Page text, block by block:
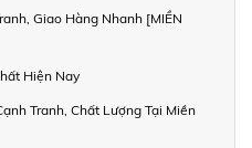
Giao Hàng Nhanh [MIỀN
Hiện Nay
Tranh, Chất Lượng Tại Miền